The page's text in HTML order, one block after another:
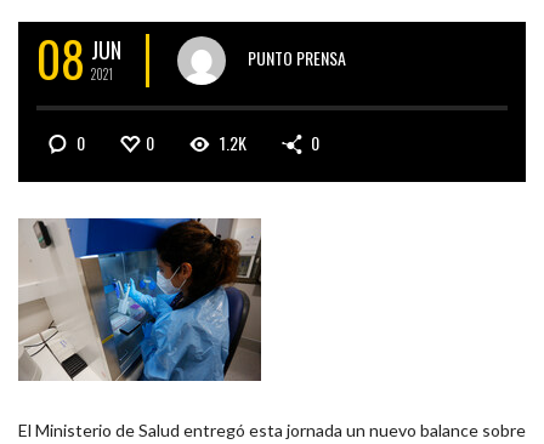
08 JUN
2021
PUNTO PRENSA
0 0 1.2K 0
El Ministerio de Salud entregó esta jornada un nuevo balance sobre